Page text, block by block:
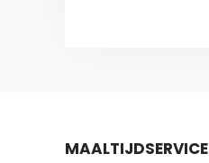
MAALTIJDSERVICE